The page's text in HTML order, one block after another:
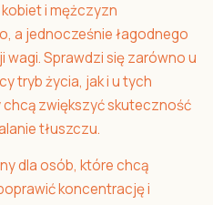
i mężczyzn
a jednocześnie łagodnego
Sprawdzi się zarówno u
tryb życia, jak i u tych
zwiększyć skuteczność
tłuszczu.
dla osób, które chcą
koncentrację i